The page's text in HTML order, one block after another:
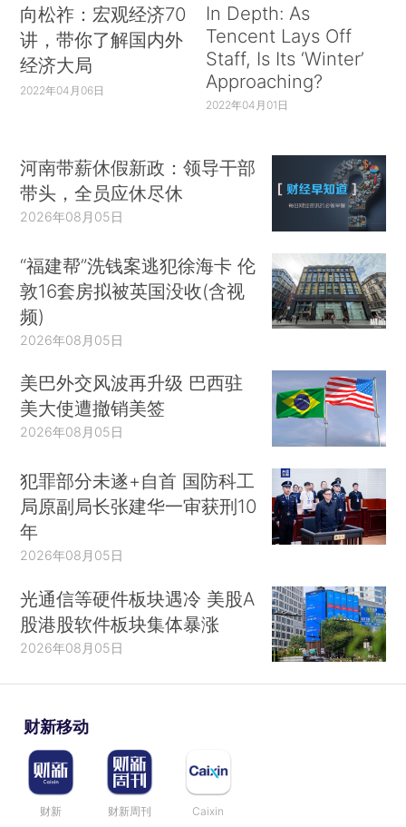
向松祚：宏观经济70
讲，带你了解国内外
经济大局
2022年04月06日
In Depth: As
Tencent Lays Off
Staff, Is Its ‘Winter’
Approaching?
2022年04月01日
河南带薪休假新政：领导干部
带头，全员应休尽休
2026年08月05日
“福建帮”洗钱案逃犯徐海卡 伦
敦16套房拟被英国没收(含视
频)
2026年08月05日
美巴外交风波再升级 巴西驻
美大使遭撤销美签
2026年08月05日
犯罪部分未遂+自首 国防科工
局原副局长张建华一审获刑10
年
2026年08月05日
光通信等硬件板块遇冷 美股A
股港股软件板块集体暴涨
2026年08月05日
财新移动
财新 财新周刊 Caixin